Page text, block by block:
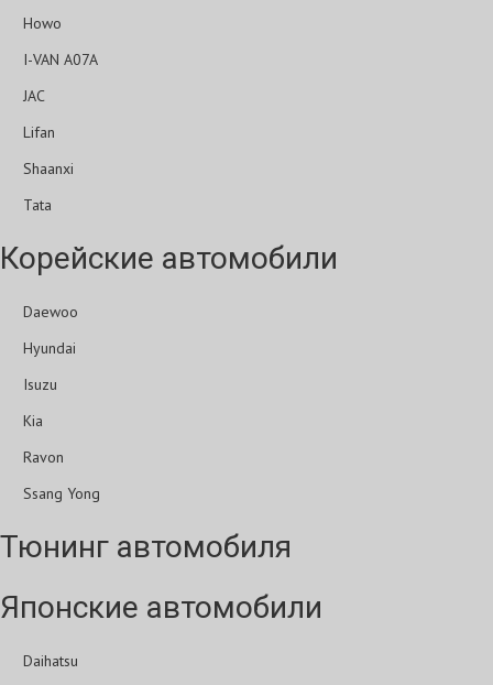
Howo
I-VAN A07A
JAC
Lifan
Shaanxi
Tata
Корейские автомобили
Daewoo
Hyundai
Isuzu
Kia
Ravon
Ssang Yong
Тюнинг автомобиля
Японские автомобили
Daihatsu